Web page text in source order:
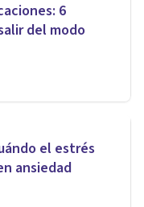
6
del modo
el estrés
ansiedad